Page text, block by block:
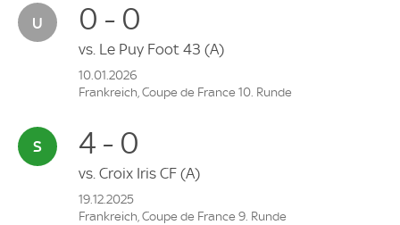
0 - 0
vs. Le Puy Foot 43 (A)
10.01.2026
Frankreich, Coupe de France 10. Runde
4 - 0
vs. Croix Iris CF (A)
19.12.2025
Frankreich, Coupe de France 9. Runde